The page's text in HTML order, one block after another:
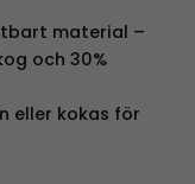
material –
och 30%
eller kokas för